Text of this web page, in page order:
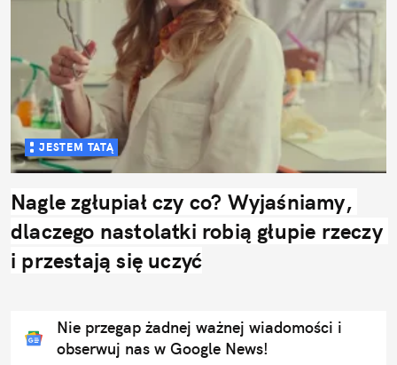
JESTEM TATĄ
Nagle zgłupiał czy co? Wyjaśniamy,
dlaczego nastolatki robią głupie rzeczy
i przestają się uczyć
Nie przegap żadnej ważnej wiadomości i
obserwuj nas w Google News!